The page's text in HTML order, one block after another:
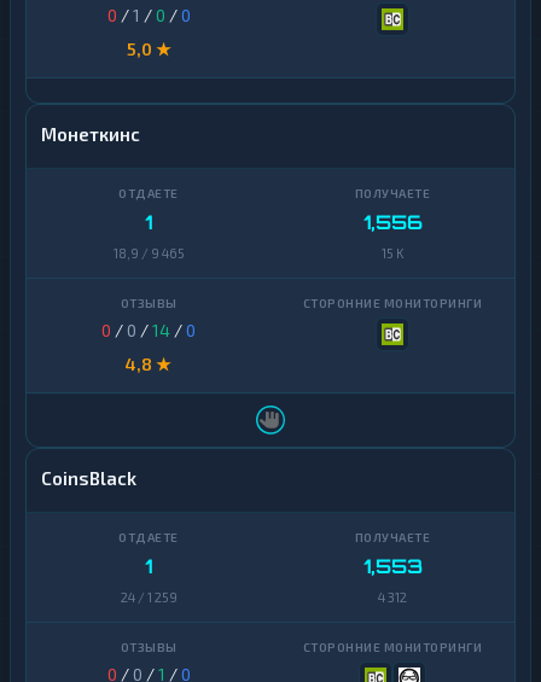
0 /1 /0 /0
5,0 ★
Монеткинс
1
18,9 / 9 465
1,556
15 K
0 / 0 /14 /0
4,8 ★
CoinsBlack
1
24 / 1 259
1,553
4 312
0 / 0 /1 /0